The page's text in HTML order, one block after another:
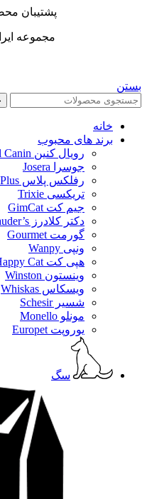
پشتیبان
مجموعه
بستن
خانه
برند های محبوب
رویال کنین Royal Canin
جوسرا Josera
رفلکس پلاس Reflex Plus
تریکسی Trixie
جیم کت GimCat
دکتر کلادرز Dr.Clauder’s
گورمت Gourmet
ونپی Wanpy
هپی کت Happy Cat
وینستون Winston
ویسکاس Whiskas
شسیر Schesir
مونلو Monello
یوروپت Europet
سگ